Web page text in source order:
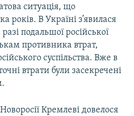
ситуація, що
років. В Україні з’явилася
подальшої російської
противника втрат,
суспільства. Вже в
втрати були засекречені
Кремлеві довелося